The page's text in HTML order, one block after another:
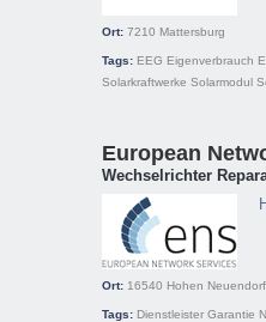
Ort: 7210 Mattersburg
Tags: EEG Eigenverbrauch
Solarkraftwerke Solarmodul
European
Wechselrichter
Ort: 16540 Hohen Neuendorf
Tags: Dienstleister Garantie